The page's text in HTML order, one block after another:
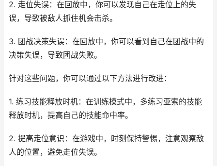
2. 走位失误：在回放中，你可以发现自己在走位上的失
误，导致被敌人抓住机会击杀。
3. 团战决策失误：在回放中，你可以看到自己在团战中的
决策失误，导致团战失败。
针对这些问题，你可以通过以下方法进行改进：
1. 练习技能释放时机：在训练模式中，多练习亚索的技能
释放时机，提高自己的技能命中率。
2. 提高走位意识：在游戏中，时刻保持警惕，注意观察敌
人的位置，避免走位失误。